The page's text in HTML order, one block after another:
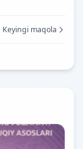
Keyingi maqola